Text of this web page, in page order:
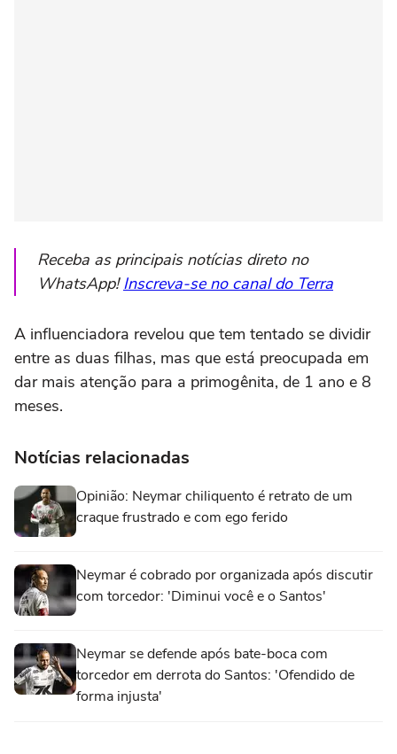
Receba as principais notícias direto no
WhatsApp!Inscreva-se no canal do Terra
A influenciadora revelou que tem tentado se dividir
entre as duas filhas, mas que está preocupada em
dar mais atenção para a primogênita, de 1 ano e 8
meses.
Notícias relacionadas
Opinião: Neymar chiliquento é retrato de um
craque frustrado e com ego ferido
Neymar é cobrado por organizada após discutir
com torcedor: 'Diminui você e o Santos'
Neymar se defende após bate-boca com
torcedor em derrota do Santos: 'Ofendido de
forma injusta'